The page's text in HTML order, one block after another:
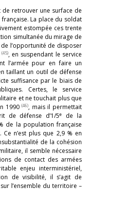
retrouver une surface de
La place du soldat
estompée ces trente
simultanée du mirage de
l’opportunité de disposer
(45), en suspendant le service
l’armée pour en faire un
taillant un outil de défense
suffisance par le biais de
Certes, le service
et ne touchait plus que
1990(46), mais il permettait
de défense d’1/5e
de la
de la population française
n’est plus que 2,9 % en
de la cohésion
il semble nécessaire
de contact des armées
enjeu interministériel,
de visibilité, il s’agit de
l’ensemble du territoire –